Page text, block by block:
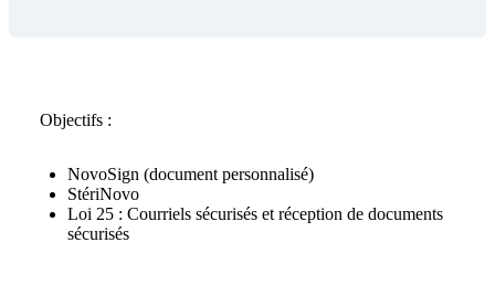
Objectifs :
NovoSign (document personnalisé)
StériNovo
Loi 25 : Courriels sécurisés et réception de documents
sécurisés